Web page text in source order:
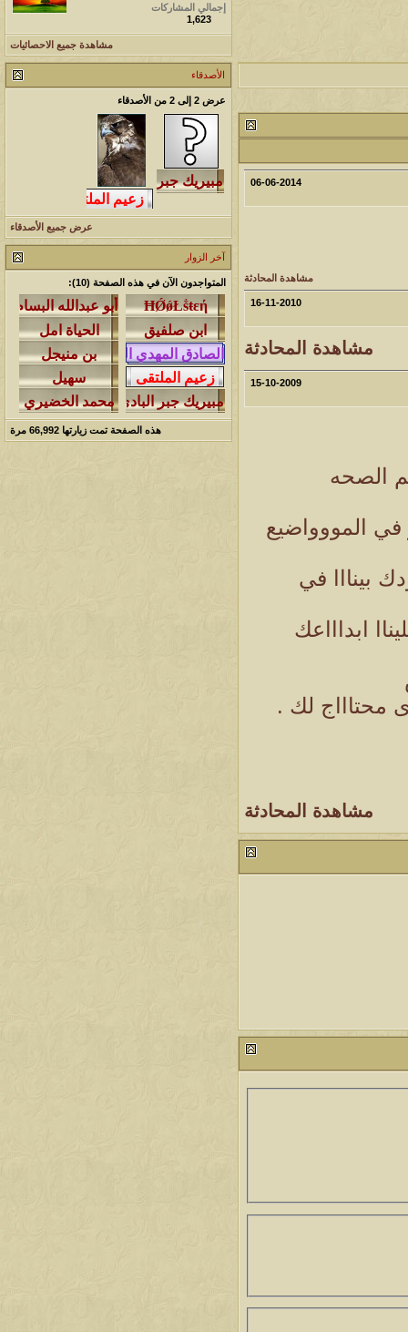
آخر مشاركة
آخر رد:محمد الخضيري
آخر رد:محمد الخضيري
مشاركات المشاهدات
آخر مشاركة
1417
1460251 آخر رد: محمد الخضيري
مشاركات المشاهدات
آخر مشاركة
آخر رد:احمد جابر
المشاهدات
آخر مشاركة
276367 آخر رد:خلف المهدي
مشاركات المشاهدات
آخر مشاركة
17
96113 آخر رد:ابن صلفيق
مشاركات المشاهدات آخر مشاركة
آخر رد:الميآسية
06-06-2014
مشاهدة المحادثة
16-11-2010
مشاهدة المحادثة
15-10-2009
الصحه
المووواضيع
بينااا في
ابداااعك
محتاااج لك .
مشاهدة المحادثة
إجمالي المشاركات
1,623
مشاهدة جميع الاحصائيات
الأصدقاء
عرض 2 إلى 2 من الأصدقاء
عرض جميع الأصدقاء
آخر الزوار
المتواجدون الآن في هذه الصفحة (10):
هذه الصفحة تمت زيارتها 66,992 مرة